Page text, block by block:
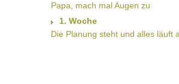
Papa, mach mal Augen zu
1. Woche
Die Planung steht und alles läuft